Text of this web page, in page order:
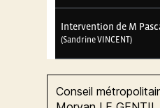
Conseil